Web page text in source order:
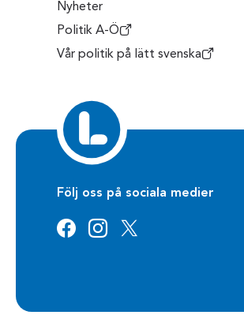
Nyheter
Politik A-Ö
Vår politik på lätt svenska
Följ oss på sociala medier